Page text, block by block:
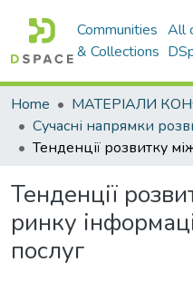
Communities
& Collections
All
Home
Тенденції
ринку
послуг